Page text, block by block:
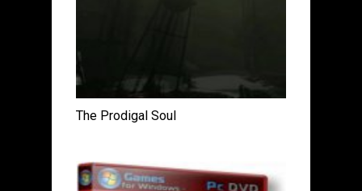
The Prodigal Soul